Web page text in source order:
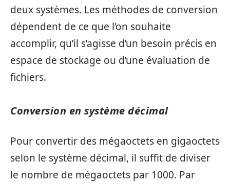
deux systèmes. Les méthodes de conversion
dépendent de ce que l’on souhaite
accomplir, qu’il s’agisse d’un besoin précis en
espace de stockage ou d’une évaluation de
fichiers.
Conversion en système décimal
Pour convertir des mégaoctets en gigaoctets
selon le système décimal, il suffit de diviser
le nombre de mégaoctets par 1000. Par